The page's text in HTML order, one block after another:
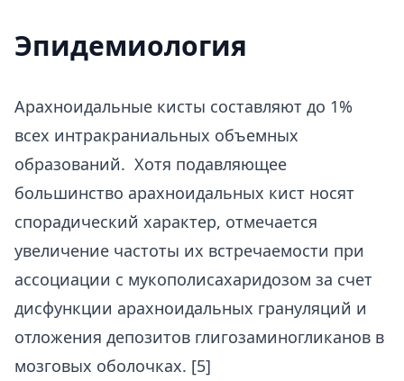
Эпидемиология
Арахноидальные кисты составляют до 1%
всех интракраниальных объемных
образований. Хотя подавляющее
большинство арахноидальных кист носят
спорадический характер, отмечается
увеличение частоты их встречаемости при
ассоциации с мукополисахаридозом за счет
дисфункции арахноидальных грануляций и
отложения депозитов глигозаминогликанов в
мозговых оболочках. [5]